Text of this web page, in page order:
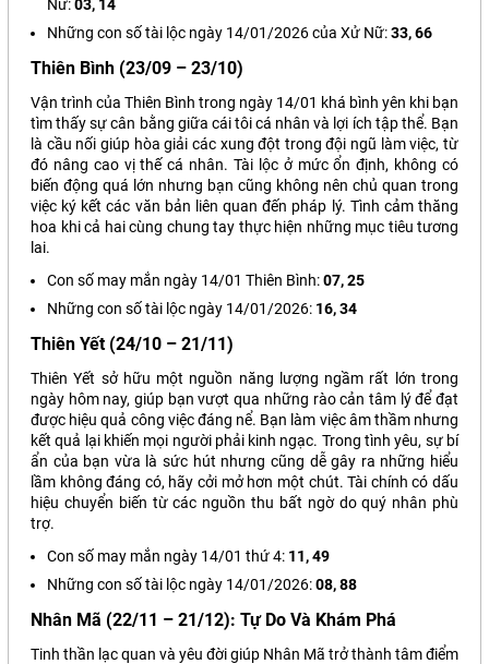
Nữ:03, 14
Những con số tài lộc ngày 14/01/2026 của Xử Nữ:33, 66
Thiên Bình (23/09 – 23/10)
Vận trình của Thiên Bình trong ngày 14/01 khá bình yên khi bạn
tìm thấy sự cân bằng giữa cái tôi cá nhân và lợi ích tập thể. Bạn
là cầu nối giúp hòa giải các xung đột trong đội ngũ làm việc, từ
đó nâng cao vị thế cá nhân. Tài lộc ở mức ổn định, không có
biến động quá lớn nhưng bạn cũng không nên chủ quan trong
việc ký kết các văn bản liên quan đến pháp lý. Tình cảm thăng
hoa khi cả hai cùng chung tay thực hiện những mục tiêu tương
lai.
Con số may mắn ngày 14/01 Thiên Bình:07, 25
Những con số tài lộc ngày 14/01/2026: 16, 34
Thiên Yết (24/10 – 21/11)
Thiên Yết sở hữu một nguồn năng lượng ngầm rất lớn trong
ngày hôm nay, giúp bạn vượt qua những rào cản tâm lý để đạt
được hiệu quả công việc đáng nể. Bạn làm việc âm thầm nhưng
kết quả lại khiến mọi người phải kinh ngạc. Trong tình yêu, sự bí
ẩn của bạn vừa là sức hút nhưng cũng dễ gây ra những hiểu
lầm không đáng có, hãy cởi mở hơn một chút. Tài chính có dấu
hiệu chuyển biến từ các nguồn thu bất ngờ do quý nhân phù
trợ.
Con số may mắn ngày 14/01 thứ 4: 11, 49
Những con số tài lộc ngày 14/01/2026:08, 88
Nhân Mã (22/11 – 21/12): Tự Do Và Khám Phá
Tinh thần lạc quan và yêu đời giúp Nhân Mã trở thành tâm điểm